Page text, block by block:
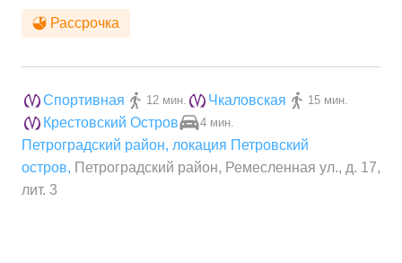
Рассрочка
Спортивная 12 мин. Чкаловская 15 мин.
Крестовский Остров 4 мин.
Петроградский район, локация Петровский
остров, Петроградский район, Ремесленная ул., д. 17,
лит. 3